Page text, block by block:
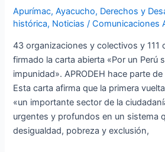
Apurímac,Ayacucho, Derechos y
histórica, Noticias /Comunicaciones
43 organizaciones y colectivos y 111
firmado la carta abierta «Por un Perú
impunidad». APRODEH hace parte
Esta carta afirma que la primera
«un importante sector de la
urgentes y profundos en un sistema
desigualdad, pobreza y exclusión,